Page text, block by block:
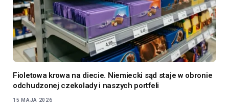
Fioletowa krowa na diecie. Niemiecki sąd staje w obronie
odchudzonej czekolady i naszych portfeli
15 MAJA 2026